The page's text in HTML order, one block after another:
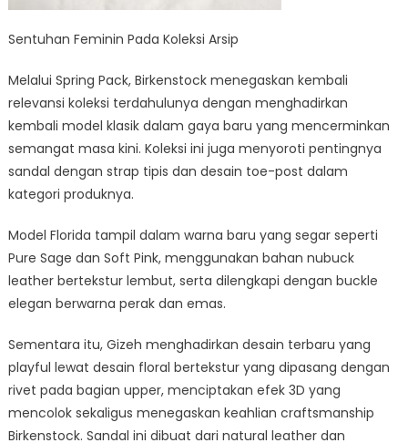
Sentuhan Feminin Pada Koleksi Arsip
Melalui Spring Pack, Birkenstock menegaskan kembali
relevansi koleksi terdahulunya dengan menghadirkan
kembali model klasik dalam gaya baru yang mencerminkan
semangat masa kini. Koleksi ini juga menyoroti pentingnya
sandal dengan strap tipis dan desain toe-post dalam
kategori produknya.
Model Florida tampil dalam warna baru yang segar seperti
Pure Sage dan Soft Pink, menggunakan bahan nubuck
leather bertekstur lembut, serta dilengkapi dengan buckle
elegan berwarna perak dan emas.
Sementara itu, Gizeh menghadirkan desain terbaru yang
playful lewat desain floral bertekstur yang dipasang dengan
rivet pada bagian upper, menciptakan efek 3D yang
mencolok sekaligus menegaskan keahlian craftsmanship
Birkenstock. Sandal ini dibuat dari natural leather dan